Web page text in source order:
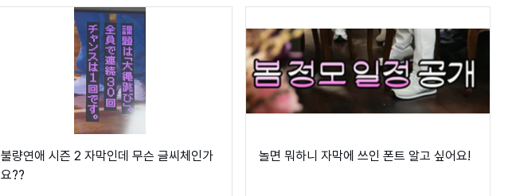
불량연애 시즌 2 자막인데 무슨 글씨체인가
요??
놀면 뭐하니 자막에 쓰인 폰트 알고 싶어요!